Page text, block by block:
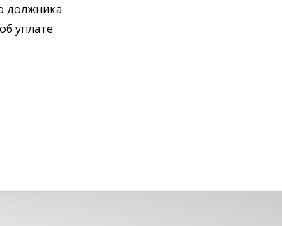
должника
об уплате